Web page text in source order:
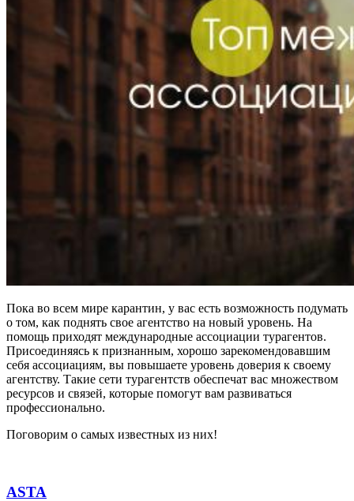
Пока во всем мире карантин, у вас есть возможность подумать
о том, как поднять свое агентство на новый уровень. На
помощь приходят международные ассоциации турагентов.
Присоединяясь к признанным, хорошо зарекомендовавшим
себя ассоциациям, вы повышаете уровень доверия к своему
агентству. Такие сети турагентств обеспечат вас множеством
ресурсов и связей, которые помогут вам развиваться
профессионально.
Поговорим о самых известных из них!
ASTA